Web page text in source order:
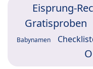
Eisprung-
Gratisproben
Babynamen